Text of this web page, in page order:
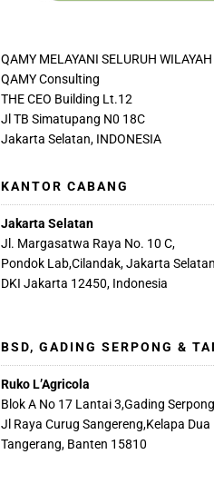
QAMY MELAYANI SELURUH
QAMY Consulting
THE CEO Building Lt.12
Jl TB Simatupang N0 18C
Jakarta Selatan, INDONESIA
KANTOR CABANG
Jakarta Selatan
Jl. Margasatwa Raya No. 10 C,
Pondok Lab,Cilandak, Jakarta Selatan
DKI Jakarta 12450, Indonesia
BSD, GADING SERPONG &
Ruko L’Agricola
Blok A No 17 Lantai 3,Gading Serpong
Jl Raya Curug Sangereng,Kelapa Dua
Tangerang, Banten 15810